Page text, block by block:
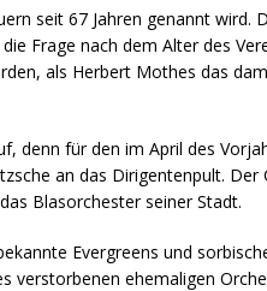
seit 67 Jahren genannt wird.
Frage nach dem Alter des
als Herbert Mothes das
denn für den im April des
an das Dirigentenpult. Der
Blasorchester seiner Stadt.
Evergreens und
verstorbenen ehemaligen